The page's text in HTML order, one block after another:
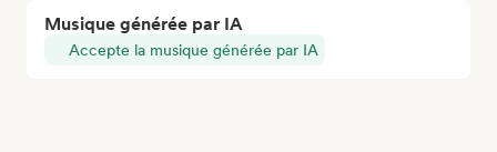
Musique générée par IA
Accepte la musique générée par IA